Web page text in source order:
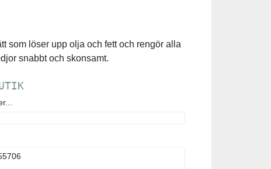
som löser upp olja och fett och rengör alla
snabbt och skonsamt.